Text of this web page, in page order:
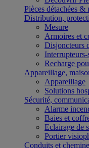
Pièces détachées &
Distribution,
Mesure
Armoires et
Disjoncteurs
Recharge
Appareillage,
Appareillage
Solutions
Sécurité,
Alarme
Baies et
Eclairage de
Portier
Conduits et